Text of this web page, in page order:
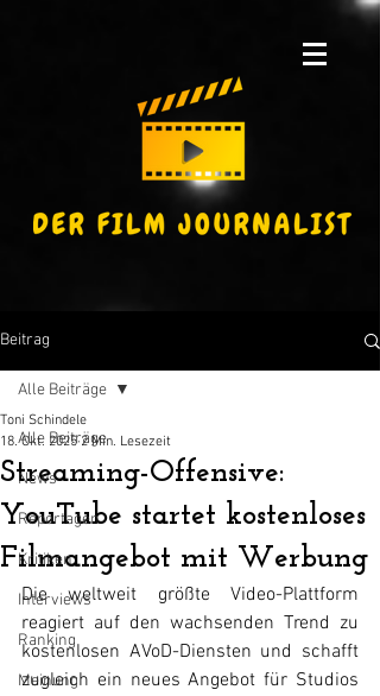
Beitrag
Alle Beiträge
News
Reportagen
Kritiken
Interviews
Ranking
Meinung
Alle Beiträge
Streaming-Offensive:
YouTube startet kostenloses
Filmangebot mit Werbung
Toni Schindele
18. Okt. 2025 2 Min. Lesezeit
Die weltweit größte Video-Plattform
reagiert auf den wachsenden Trend zu
kostenlosen AVoD-Diensten und schafft
zugleich ein neues Angebot für Studios